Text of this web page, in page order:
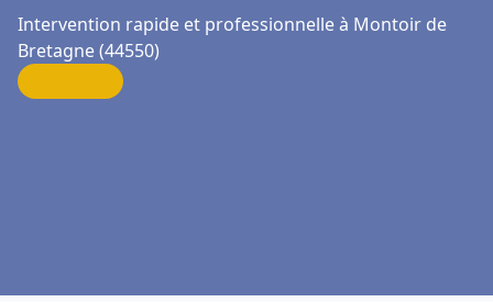
Intervention rapide et professionnelle à Montoir de
Bretagne (44550)